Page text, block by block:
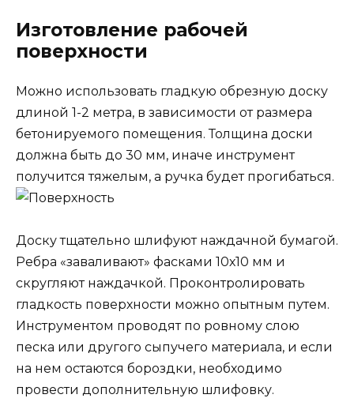
Изготовление рабочей
поверхности
Можно использовать гладкую обрезную доску
длиной 1-2 метра, в зависимости от размера
бетонируемого помещения. Толщина доски
должна быть до 30 мм, иначе инструмент
получится тяжелым, а ручка будет прогибаться.
Доску тщательно шлифуют наждачной бумагой.
Ребра «заваливают» фасками 10х10 мм и
скругляют наждачкой. Проконтролировать
гладкость поверхности можно опытным путем.
Инструментом проводят по ровному слою
песка или другого сыпучего материала, и если
на нем остаются бороздки, необходимо
провести дополнительную шлифовку.